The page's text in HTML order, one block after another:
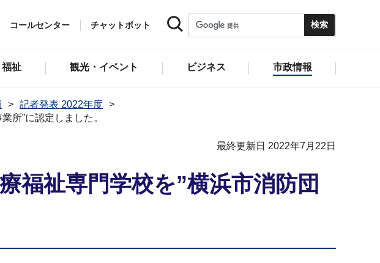
コールセンター チャットボット
祉 観光・イベント ビジネス 市政情報
記者発表 2022年度
所”に認定しました。
最終更新日 2022年7月22日
福祉専門学校を”横浜市消防団